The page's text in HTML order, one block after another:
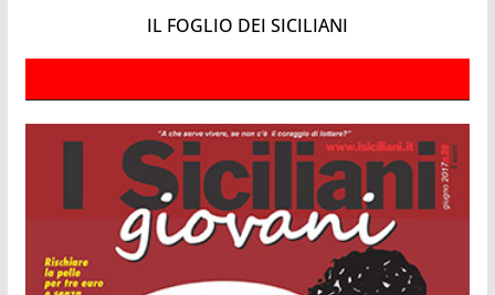
IL FOGLIO DEI SICILIANI